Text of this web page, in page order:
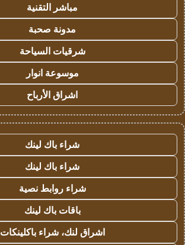
مباشر التقنية
مدونة صحبة
شرقيات السياحة
موسوعة انوار
اشراق الأرباح
شراء باك لينك
شراء باك لينك
شراء روابط نصية
باقات باك لينك
اشراق لنك، شراء باكلينكات